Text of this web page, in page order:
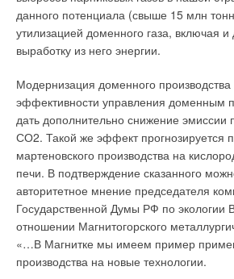
данного потенциала (свыше 15 млн
утилизацией доменного газа, включая
выработку из него энергии.
Модернизация доменного
эффективности управления доменным
дать дополнительно снижение эмиссии
СО2. Такой же эффект прогнозируется
мартеновского производства на
печи. В подтверждение сказанного
авторитетное мнение председателя
Государственной Думы РФ по экологии
отношении Магнитогорского
«…В Магнитке мы имеем пример
производства на новые технологии.
функций гидрозатвора.
При полном испарении
открывается свободный доступ
санузел. Такое положение недопустимо.
проведение специальных мероприятий.
общественных туалетах часто над
умывальников или писсуаров на
вывешивается табличка «в ремонте».
надо заклеивать их выпуски скотчем.
Унитазы в таких случаях следует
и устанавливать вместо них заглушки.
трапов имеются специальные
случаи, когда срыва гидравлических
при указанных выше разрежениях в
аппарата и эффективность qB
незначительно. Оценивая эту
например, при расходе воздуха L = 10
обеспечить разную эффективность
(«КСк» №6, 1 шт.) до qB = 0,60 («КСк»
шт.).Методика использования
проста.
Задавшись типом аппарата, его
аппаратов и их размещением в
расходом воздуха, по номограмме
эффективность процесса qB. После
температурам tн, tк нагреваемого
требуемую температуру теплоносителя